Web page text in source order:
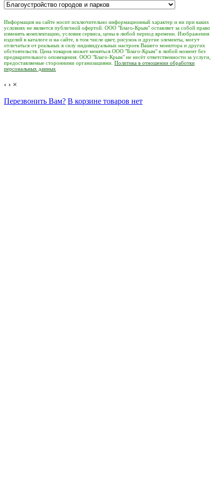
Информация на сайте носит исключительно информационный характер и ни при каких
условиях не является публичной офертой. ООО "Благо-Крым" оставляет за собой право
изменять комплектацию, условия сервиса, цены в любой период времени. Изображения
изделий в каталоге и на сайте, в том числе цвет, рисунок и другие элементы, могут
отличаться от реальных в силу индивидуальных настроек Вашего монитора и других
обстоятельств. Цена товаров может меняться ООО "Благо-Крым" в любой момент без
предварительного оповещения. ООО "Благо-Крым" не несёт ответственности за услуги,
предоставляемые сторонними организациями. Политика в отношении обработки
персональных данных
‹ › ×
Перезвонить Вам? В корзине товаров нет